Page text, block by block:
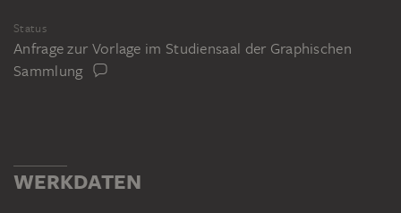
Status
Anfrage zur Vorlage im Studiensaal der Graphischen
Sammlung
WERKDATEN